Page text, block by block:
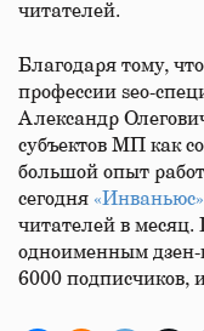
читателей.
Благодаря тому,
профессии seo-
Александр
субъектов МП как
большой опыт
сегодня «Инваньюс»
читателей в месяц.
одноименным
6000 подписчиков,